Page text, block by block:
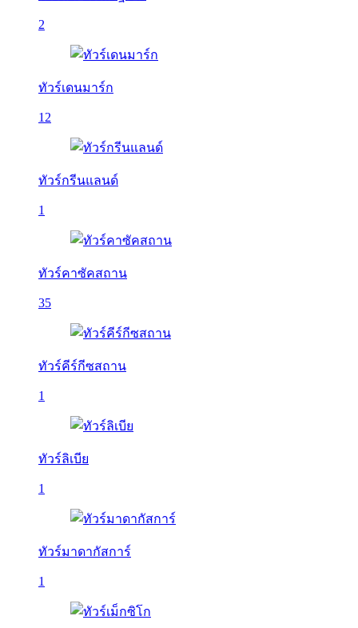
2
ทัวร์เดนมาร์ก
12
ทัวร์กรีนแลนด์
1
ทัวร์คาซัคสถาน
35
ทัวร์คีร์กีซสถาน
1
ทัวร์ลิเบีย
1
ทัวร์มาดากัสการ์
1